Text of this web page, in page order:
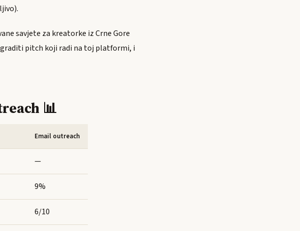
savjete za kreatorke iz Crne Gore
pitch koji radi na toj platformi, i
📊
Email outreach
—
9%
6/10